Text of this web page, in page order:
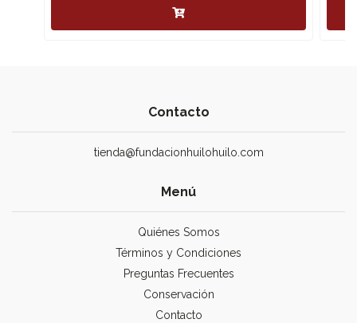
Contacto
tienda@fundacionhuilohuilo.com
Menú
Quiénes Somos
Términos y Condiciones
Preguntas Frecuentes
Conservación
Contacto